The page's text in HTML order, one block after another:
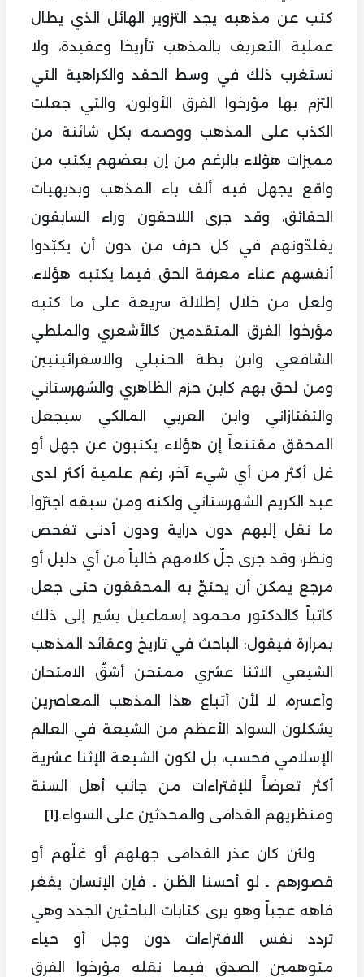
كتب عن مذهبه يجد التزوير الهائل الذي يطال
عملية التعريف بالمذهب تأريخا وعقيدة، ولا
نستغرب ذلك في وسط الحقد والكراهية التي
التزم بها مؤرخوا الفرق الأولون، والتي جعلت
الكذب على المذهب ووصمه بكل شائنة من
مميزات هؤلاء بالرغم من إن بعضهم يكتب من
واقع يجهل فيه ألف باء المذهب وبديهيات
الحقائق، وقد جرى اللاحقون وراء السابقون
يقلدّونهم في كل حرف من دون أن يكبّدوا
أنفسهم عناء معرفة الحق فيما يكتبه هؤلاء،
ولعل من خلال إطلالة سريعة على ما كتبه
مؤرخوا الفرق المتقدمين كالأشعري والملطي
الشافعي وابن بطة الحنبلي والاسفرائينيين
ومن لحق بهم كابن حزم الظاهري والشهرستاني
والتفتازاني وابن العربي المالكي سيجعل
المحقق مقتنعاً إن هؤلاء يكتبون عن جهل أو
غل أكثر من أي شيء آخر، رغم علمية أكثر لدى
عبد الكريم الشهرستاني ولكنه ومن سبقه اجترّوا
ما نقل إليهم دون دراية ودون أدنى تفحص
ونظر، وقد جرى جلّ كلامهم خالياً من أي دليل أو
مرجع يمكن أن يحتجّ به المحققون حتى جعل
كاتباً كالدكتور محمود إسماعيل يشير إلى ذلك
بمرارة فيقول: الباحث في تاريخ وعقائد المذهب
الشيعي الاثنا عشري ممتحن أشقّ الامتحان
وأعسره، لا لأن أتباع هذا المذهب المعاصرين
يشكلون السواد الأعظم من الشيعة في العالم
الإسلامي فحسب، بل لكون الشيعة الإثنا عشرية
أكثر تعرضاً للإفتراءات من جانب أهل السنة
ومنظريهم القدامى والمحدثين على السواء.[1]
ولئن كان عذر القدامى جهلهم أو غلّهم أو
قصورهم ـ لو أحسنا الظن ـ فإن الإنسان يفغر
فاهه عجباً وهو يرى كتابات الباحثين الجدد وهي
تردد نفس الافتراءات دون وجل أو حياء
متوهمين الصدق فيما نقله مؤرخوا الفرق